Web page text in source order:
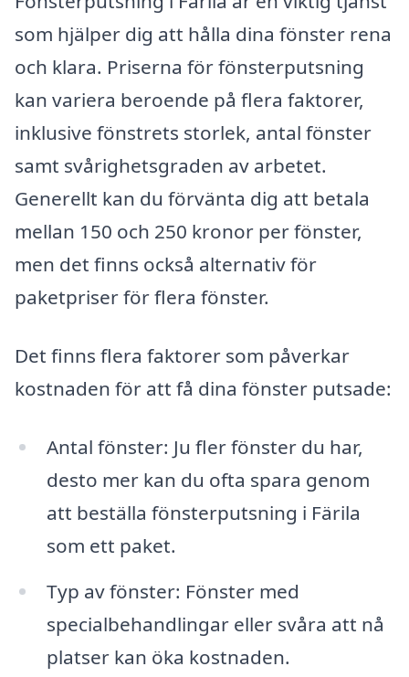
som hjälper dig att hålla dina fönster rena
och klara. Priserna för fönsterputsning
kan variera beroende på flera faktorer,
inklusive fönstrets storlek, antal fönster
samt svårighetsgraden av arbetet.
Generellt kan du förvänta dig att betala
mellan 150 och 250 kronor per fönster,
men det finns också alternativ för
paketpriser för flera fönster.
Det finns flera faktorer som påverkar
kostnaden för att få dina fönster putsade:
Antal fönster: Ju fler fönster du har,
desto mer kan du ofta spara genom
att beställa fönsterputsning i Färila
som ett paket.
Typ av fönster: Fönster med
specialbehandlingar eller svåra att nå
platser kan öka kostnaden.